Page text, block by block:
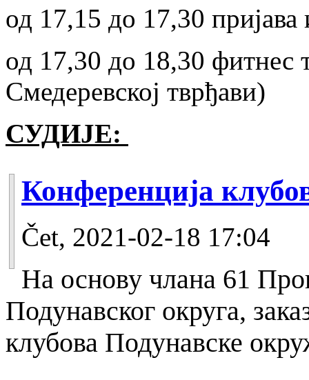
од 17,15 до 17,30 пријава
од 17,30 до 18,30 фитнес
Смедеревској тврђави)
СУДИЈЕ:
Конференција
Čet, 2021-02-18 17:04
На основу члана 61
Подунавског округа,
клубова Подунавске